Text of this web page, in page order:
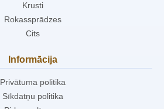
Krusti
Rokassprādzes
Cits
Informācija
Privātuma politika
Sīkdatņu politika